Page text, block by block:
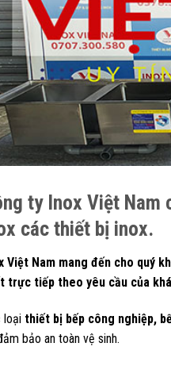
ty Inox Việt Nam
các thiết bị inox.
Việt Nam mang đến cho quý
trực tiếp theo yêu cầu của
loại thiết bị bếp công nghiệp,
bảo an toàn vệ sinh.